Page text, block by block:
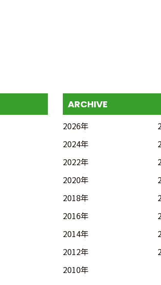
ARCHIVE
2026年
2024年
2022年
2020年
2018年
2016年
2014年
2012年
2010年